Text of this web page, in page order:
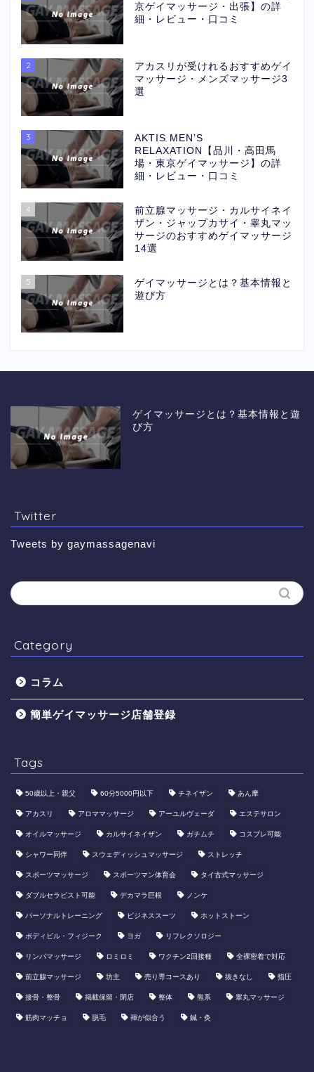
京ゲイマッサージ・出張】の詳
細・レビュー・口コミ
2
アカスリが受けれるおすすめゲイ
マッサージ・メンズマッサージ3
選
3
AKTIS MEN’S
RELAXATION【品川・高田馬
場・東京ゲイマッサージ】の詳
細・レビュー・口コミ
4
前立腺マッサージ・カルサイネイ
ザン・ジャップカサイ・睾丸マッ
サージのおすすめゲイマッサージ
14選
5
ゲイマッサージとは？基本情報と
遊び方
ゲイマッサージとは？基本情報と遊
び方
Twitter
Tweets by gaymassagenavi
Category
コラム
簡単ゲイマッサージ店舗登録
Tags
50歳以上・親父 60分5000円以下 ​チネイザン あん摩
アカスリ アロママッサージ アーユルヴェーダ エステサロン
オイルマッサージ カルサイネイザン ガチムチ コスプレ可能
シャワー同伴 スウェディッシュマッサージ ストレッチ
スポーツマッサージ スポーツマン体育会 タイ古式マッサージ
ダブルセラピスト可能 デカマラ巨根 ノンケ
パーソナルトレーニング ビジネススーツ ホットストーン
ボディビル・フィジーク ヨガ リフレクソロジー
リンパマッサージ ロミロミ ワクチン2回接種 全裸密着で対応
前立腺マッサージ 坊主 売り専コースあり 抜きなし 指圧
接骨・整骨 掲載保留・閉店 整体 熊系 睾丸マッサージ
筋肉マッチョ 脱毛 褌が似合う 鍼・灸